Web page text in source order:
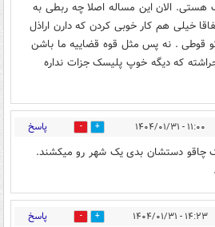
هستی. الان این مساله اصلا چه ربطی به
خیلی هم کار خوبی کردن که دارن اراذل
قوطی . نه پس مثل قوه قضاییه ما باشن
که دیگه خوپ پلیسک جزات نداره
۱۱:۰۰ - ۱۴۰۴/۰۱/۳۱ 15 پاسخ
چاقو دستشان بدی یک شهر رو میکشند.
۱۴:۲۳ - ۱۴۰۴/۰۱/۳۱ 2 پاسخ